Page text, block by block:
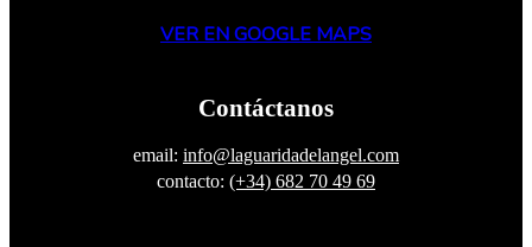
VER EN GOOGLE MAPS
Contáctanos
email: info@laguaridadelangel.com
contacto: (+34) 682 70 49 69